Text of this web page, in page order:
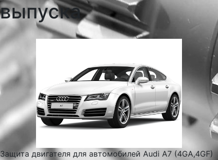
выпуска
Защита двигателя для автомобилей Audi A7 (4GA,4GF)